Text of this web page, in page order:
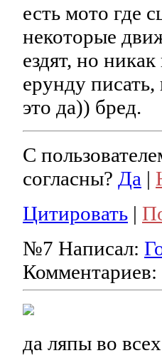
есть мото где
некоторые
ездят, но
ерунду
это да)) бред.
С
согласны? Да |
Цитировать |
№7 Написал:
Комментариев:
да ляпы во